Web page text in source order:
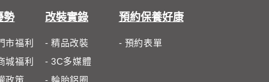
勢
市福利
城福利
改裝實錄
- 精品改裝
- 3C多媒體
預約保養好康
- 預約表單